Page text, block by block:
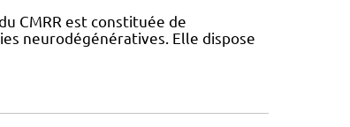
CMRR est constituée de
neurodégénératives. Elle dispose